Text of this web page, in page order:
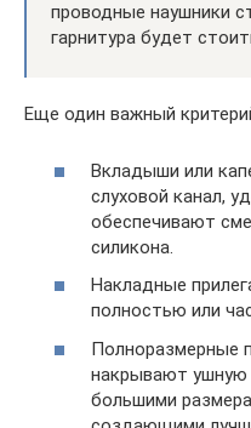
проводные наушники
гарнитура будет
Еще один важный
Вкладыши или
слуховой канал,
обеспечивают
силикона.
Накладные
полностью или
Полноразмерные
накрывают ушную
большими